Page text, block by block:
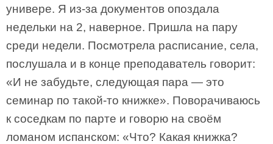
универе. Я из-за документов опоздала
недельки на 2, наверное. Пришла на пару
среди недели. Посмотрела расписание, села,
послушала и в конце преподаватель говорит:
«И не забудьте, следующая пара — это
семинар по такой-то книжке». Поворачиваюсь
к соседкам по парте и говорю на своём
ломаном испанском: «Что? Какая книжка?